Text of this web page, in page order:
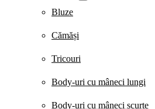
Bluze
Cămăși
Tricouri
Body-uri cu mâneci lungi
Body-uri cu mâneci scurte